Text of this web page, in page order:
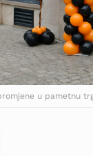
u pametnu